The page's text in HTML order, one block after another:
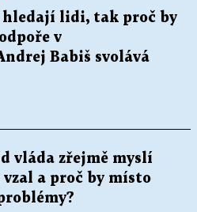
hledají lidi, tak proč by
v
Babiš svolává
vláda zřejmě myslí
vzal a proč by místo